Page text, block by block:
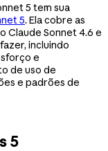
5 tem sua
5. Ela cobre as
Claude Sonnet 4.6 e
incluindo
e
de uso de
e padrões de
5